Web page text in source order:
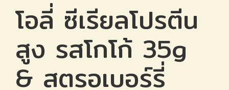
โอลี่ ซีเรียลโปรตีน
สูง รสโกโก้ 35g
& สตรอเบอร์รี่